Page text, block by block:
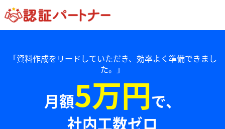
「資料作成をリードしていただき、効率よく準備できまし
た。」
月額5万円で、
社内工数ゼロ